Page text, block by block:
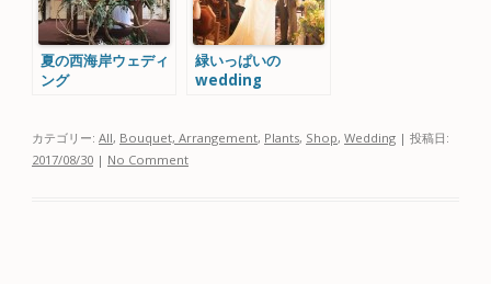
夏の西海岸ウェディ
ング
緑いっぱいの
wedding
カテゴリー: All, Bouquet, Arrangement, Plants, Shop, Wedding | 投稿日:
2017/08/30 | No Comment